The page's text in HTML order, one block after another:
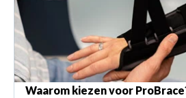
Waarom kiezen voor